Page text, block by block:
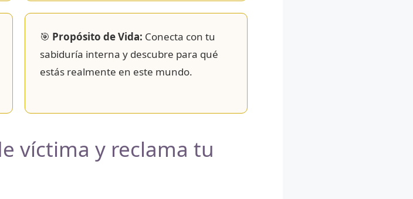
🎯 Propósito de Vida: Conecta con tu
sabiduría interna y descubre para qué
estás realmente en este mundo.
víctima y reclama tu